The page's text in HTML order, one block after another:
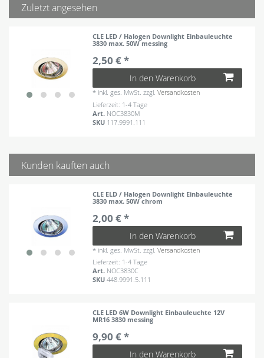
Zuletzt angesehen
CLE LED / Halogen Downlight Einbauleuchte
3830 max. 50W messing
2,50 € *
In den Warenkorb
* inkl. ges. MwSt. zzgl.Versandkosten
Lieferzeit: 1-4 Tage
Art. NOC3830M
SKU 117.9991.111
Kunden kauften auch
CLE ELD / Halogen Downlight Einbauleuchte
3830 max. 50W chrom
2,00 € *
In den Warenkorb
* inkl. ges. MwSt. zzgl.Versandkosten
Lieferzeit: 1-4 Tage
Art. NOC3830C
SKU448.9991.5.111
CLE LED 6W Downlight Einbauleuchte 12V
MR16 3830 messing
9,90 € *
In den Warenkorb